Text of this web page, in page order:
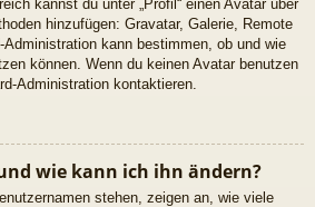
kannst du unter „Profil“ einen Avatar über
hinzufügen: Gravatar, Galerie, Remote
kann bestimmen, ob und wie
können. Wenn du keinen Avatar benutzen
Administration kontaktieren.
wie kann ich ihn ändern?
stehen, zeigen an, wie viele